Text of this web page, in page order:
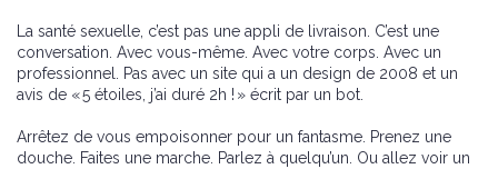
La santé sexuelle, c’est pas une appli de livraison. C’est une
conversation. Avec vous-même. Avec votre corps. Avec un
professionnel. Pas avec un site qui a un design de 2008 et un
avis de « 5 étoiles, j’ai duré 2h ! » écrit par un bot.
Arrêtez de vous empoisonner pour un fantasme. Prenez une
douche. Faites une marche. Parlez à quelqu’un. Ou allez voir un